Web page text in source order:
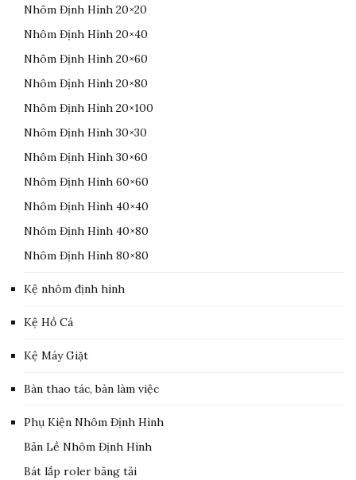
Nhôm Định Hình 20×20
Nhôm Định Hình 20×40
Nhôm Định Hình 20×60
Nhôm Định Hình 20×80
Nhôm Định Hình 20×100
Nhôm Định Hình 30×30
Nhôm Định Hình 30×60
Nhôm Định Hình 60×60
Nhôm Định Hình 40×40
Nhôm Định Hình 40×80
Nhôm Định Hình 80×80
Kệ nhôm định hình
Kệ Hồ Cá
Kệ Máy Giặt
Bàn thao tác, bàn làm việc
Phụ Kiện Nhôm Định Hình
Bản Lề Nhôm Định Hình
Bát lắp roler băng tải